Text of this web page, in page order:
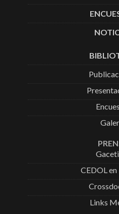
CEDOL
Links